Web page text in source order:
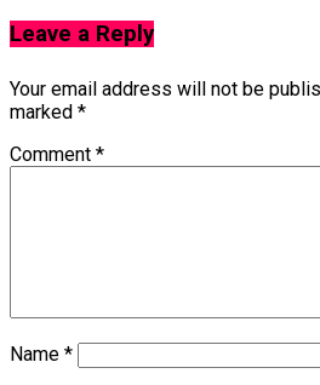
Leave a Reply
Your email address will not be
marked *
Comment *
Name *